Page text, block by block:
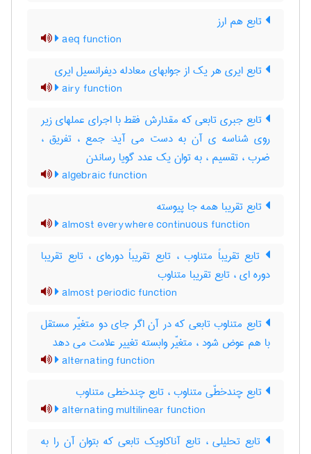
تابع هم ارز
aeq function
تابع ایری هر یک از جوابهای معادله دیفرانسیل ایری
airy function
تابع جبری تابعی که مقدارش فقط با اجرای عملهای زیر
روی شناسه ی آن به دست می آید: جمع ، تفریق ،
ضرب ، تقسیم ، به توان یک عدد گویا رساندن
algebraic function
تابع تقریبا همه جا پیوسته
almost everywhere continuous function
تابع تقریباً متناوب ، تابع تقریباً دوره‌ای ، تابع تقریبا
دوره ای ، تابع تقریبا متناوب
almost periodic function
تابع متناوب تابعی که در آن اگر جای دو متغیّر مستقل
با هم عوض شود ، متغیّر وابسته تغییر علامت می دهد
alternating function
تابع چندخطّی متناوب ، تابع چندخطی متناوب
alternating multilinear function
تابع تحلیلی ، تابع آناکاویک تابعی که بتوان آن را به